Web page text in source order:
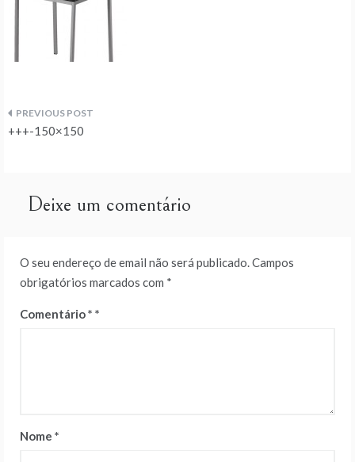
Navegação
artigos
+++-150×150
Deixe um comentário
O seu endereço de email não será publicado.Campos
obrigatórios marcados com *
Comentário*
Nome *